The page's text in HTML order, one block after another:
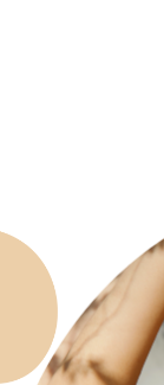
Soins
Je veux faire
Plan d’accès